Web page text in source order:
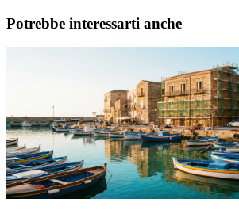
Potrebbe interessarti anche